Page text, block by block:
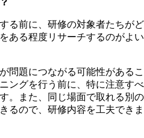
る前に、研修の対象者たちがど
ある程度リサーチするのがよい
問題につながる可能性があるこ
ングを行う前に、特に注意すべ
。また、同じ場面で取れる別の
るので、研修内容を工夫できま